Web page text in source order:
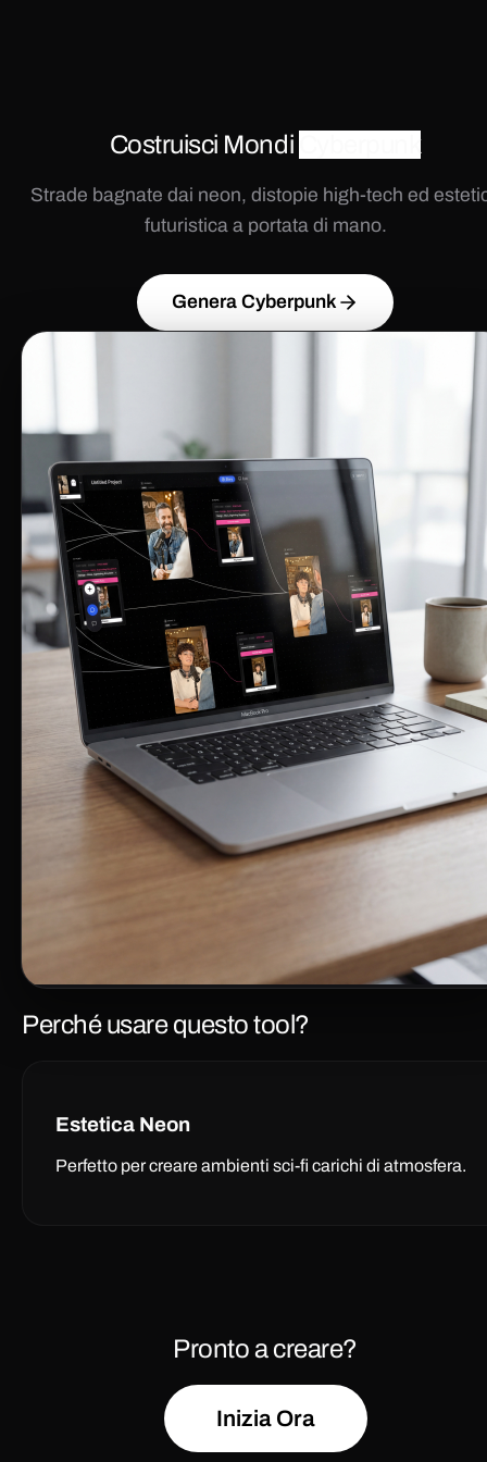
Costruisci Mondi Cyberpunk
Strade bagnate dai neon, distopie high-tech ed
futuristica a portata di mano.
Genera Cyberpunk
Perché usare questo tool?
Estetica Neon
Perfetto per creare ambienti sci-fi carichi di atmosfera.
Pronto a creare?
Inizia Ora